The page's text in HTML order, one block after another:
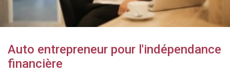
Auto entrepreneur pour l'indépendance
financière